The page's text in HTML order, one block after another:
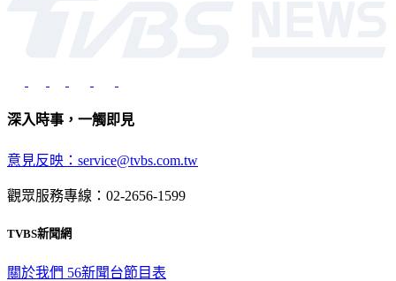
深入時事，一觸即見
意見反映：service@tvbs.com.tw
觀眾服務專線：02-2656-1599
TVBS新聞網
關於我們 56新聞台節目表